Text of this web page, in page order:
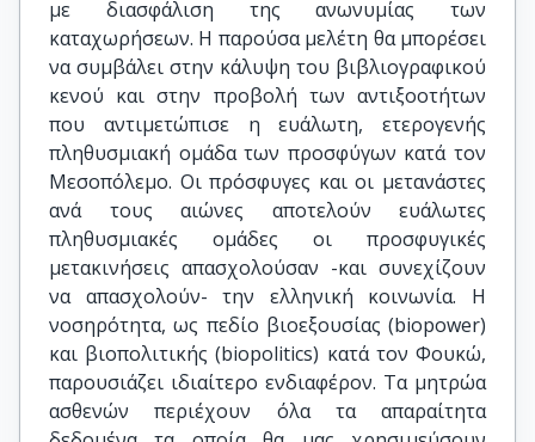
με διασφάλιση της ανωνυμίας των
καταχωρήσεων. Η παρούσα μελέτη θα μπορέσει
να συμβάλει στην κάλυψη του βιβλιογραφικού
κενού και στην προβολή των αντιξοοτήτων
που αντιμετώπισε η ευάλωτη, ετερογενής
πληθυσμιακή ομάδα των προσφύγων κατά τον
Μεσοπόλεμο. Οι πρόσφυγες και οι μετανάστες
ανά τους αιώνες αποτελούν ευάλωτες
πληθυσμιακές ομάδες οι προσφυγικές
μετακινήσεις απασχολούσαν -και συνεχίζουν
να απασχολούν- την ελληνική κοινωνία. Η
νοσηρότητα, ως πεδίο βιοεξουσίας (biopower)
και βιοπολιτικής (biopolitics) κατά τον Φουκώ,
παρουσιάζει ιδιαίτερο ενδιαφέρον. Τα μητρώα
ασθενών περιέχουν όλα τα απαραίτητα